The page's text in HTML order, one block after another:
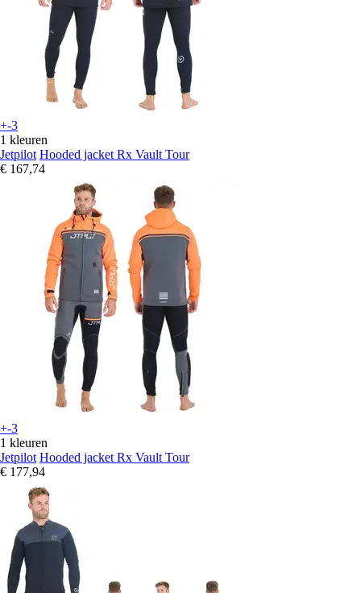
+-3
1 kleuren
Jetpilot Hooded jacket Rx Vault Tour
€ 167,74
+-3
1 kleuren
Jetpilot Hooded jacket Rx Vault Tour
€ 177,94